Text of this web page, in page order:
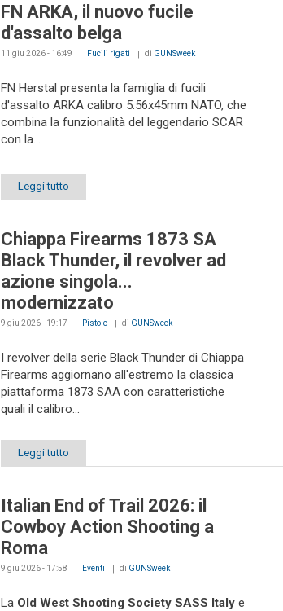
FN ARKA, il nuovo fucile
d'assalto belga
11 giu 2026 - 16:49 Fucili rigati di GUNSweek
FN Herstal presenta la famiglia di fucili
d'assalto ARKA calibro 5.56x45mm NATO, che
combina la funzionalità del leggendario SCAR
con la...
Leggi tutto
Chiappa Firearms 1873 SA
Black Thunder, il revolver ad
azione singola...
modernizzato
9 giu 2026 - 19:17 Pistole di GUNSweek
I revolver della serie Black Thunder di Chiappa
Firearms aggiornano all'estremo la classica
piattaforma 1873 SAA con caratteristiche
quali il calibro...
Leggi tutto
Italian End of Trail 2026: il
Cowboy Action Shooting a
Roma
9 giu 2026 - 17:58 Eventi di GUNSweek
La Old West Shooting Society SASS Italye